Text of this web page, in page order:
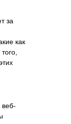
за
как
веб-